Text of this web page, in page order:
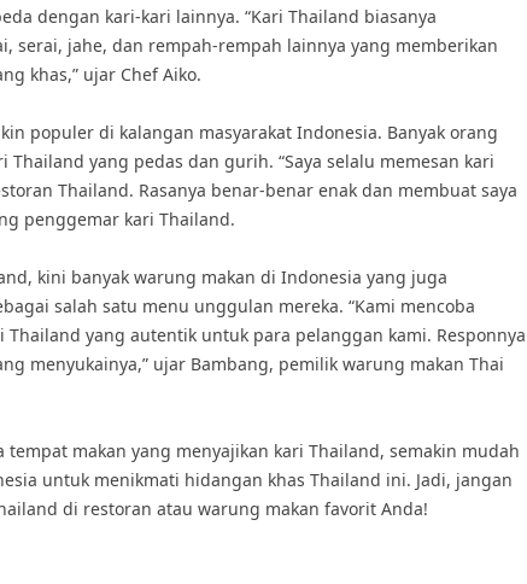
dengan kari-kari lainnya. “Kari Thailand biasanya
serai, jahe, dan rempah-rempah lainnya yang memberikan
khas,” ujar Chef Aiko.
populer di kalangan masyarakat Indonesia. Banyak orang
Thailand yang pedas dan gurih. “Saya selalu memesan kari
Thailand. Rasanya benar-benar enak dan membuat saya
penggemar kari Thailand.
kini banyak warung makan di Indonesia yang juga
salah satu menu unggulan mereka. “Kami mencoba
Thailand yang autentik untuk para pelanggan kami. Responnya
menyukainya,” ujar Bambang, pemilik warung makan Thai
tempat makan yang menyajikan kari Thailand, semakin mudah
untuk menikmati hidangan khas Thailand ini. Jadi, jangan
di restoran atau warung makan favorit Anda!